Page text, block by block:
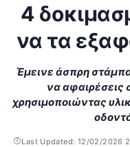
4
να τα
Έμεινε άσπρη
να αφαιρέσεις
χρησιμοποιώντας
Last Updated: 12/02/2026